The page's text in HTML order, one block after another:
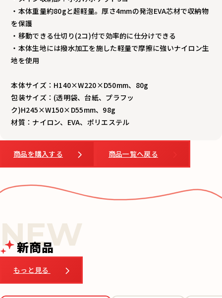
・本体重量約80gと超軽量。厚さ4mmの発泡EVA芯材で収納物
を保護
・移動できる仕切り(2コ)付で効率的に仕分けできる
・本体生地には撥水加工を施した軽量で摩擦に強いナイロン生
地を使用
本体サイズ：H140×W220×D50mm、80g
包装サイズ：(透明袋、台紙、プラフッ
ク)H245×W150×D55mm、98g
材質：ナイロン、EVA、ポリエステル
商品を購入する 商品一覧へ戻る
新商品
もっと見る